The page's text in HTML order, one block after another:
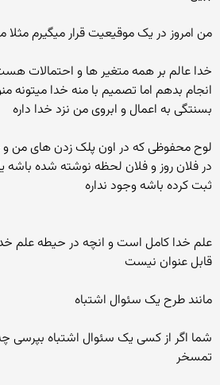
من امروز در یک موقیعیت قرار میگیرم مثلا
خدا عالم بر همه متغیر ها و احتمالات
انجام بدهم اما تصمیم با منه خدا میتونه
بسنتگی به اعمال و ابروی من نزد خدا داره
لوح محفوظی که در اون پلک زدن های من
در فلان روز و فلان لحظه نوشته شده باشه
ثبت کرده باشه وجود نداره
علم خدا کامل است و انچه در حیطه علم
قابل عنوان نیست
مانند طرح یک سئوال اشتباه
شما اگر از کسی یک سئوال اشتباه بپرسی
تمسخر